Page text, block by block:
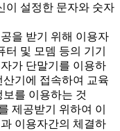
이 설정한 문자와 숫자
을 받기 위해 이용자
및 모뎀 등의 기기
가 단말기를 이용하
기에 접속하여 교육
를 이용하는 것
제공받기 위하여 이
이용자간의 체결하